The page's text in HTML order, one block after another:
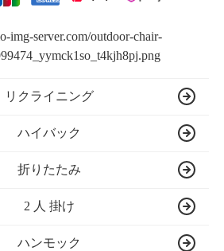
リクライニング
ハイバック
折りたたみ
2 人 掛け
ハンモック